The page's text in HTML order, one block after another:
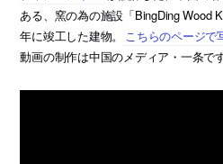
ある、窯の為の施設「BingDing Wood
年に竣工した建物。
こちらのページで
動画の制作は中国のメディア・一条です